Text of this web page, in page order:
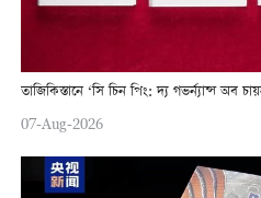
তাজিকিস্তানে ‘সি চিন পিং: দ্য গভর্ন্যান্স অব
07-Aug-2026